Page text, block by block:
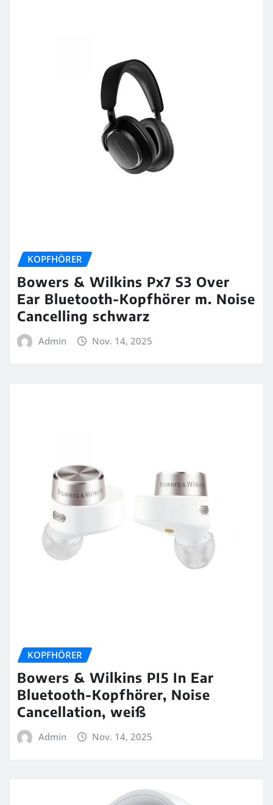
KOPFHÖRER
Bowers & Wilkins Px7 S3 Over
Ear Bluetooth-Kopfhörer m. Noise
Cancelling schwarz
Admin Nov. 14, 2025
KOPFHÖRER
Bowers & Wilkins PI5 In Ear
Bluetooth-Kopfhörer, Noise
Cancellation, weiß
Admin Nov. 14, 2025